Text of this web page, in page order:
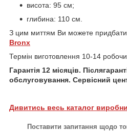
висота: 95 см;
глибина: 110 см.
З цим миттям Ви можете придбати
Bronx
Термін виготовлення 10-14
Гарантія 12 місяців.
обслуговування. Сервісний
Дивитись весь каталог
Поставити запитання щодо